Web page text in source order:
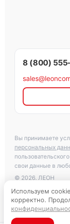
8 (800)
Вы принимаете
персональных
свои данные в
© 2026. ЛЕОН
Используем
корректно.